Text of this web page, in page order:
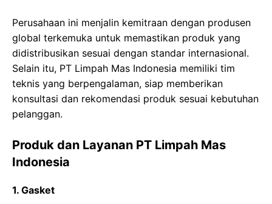
Perusahaan ini menjalin kemitraan dengan produsen
global terkemuka untuk memastikan produk yang
didistribusikan sesuai dengan standar internasional.
Selain itu, PT Limpah Mas Indonesia memiliki tim
teknis yang berpengalaman, siap memberikan
konsultasi dan rekomendasi produk sesuai kebutuhan
pelanggan.
Produk dan Layanan PT Limpah Mas
Indonesia
1. Gasket